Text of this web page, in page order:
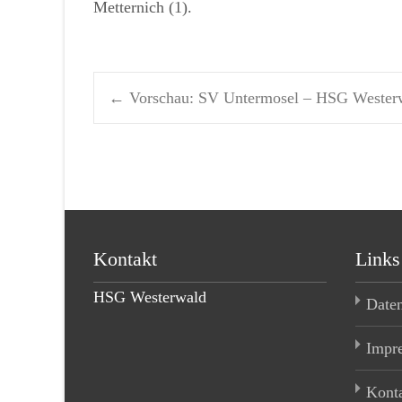
Metternich (1).
Post navigation
← Vorschau: SV Untermosel – HSG
Kontakt
HSG Westerwald
Links